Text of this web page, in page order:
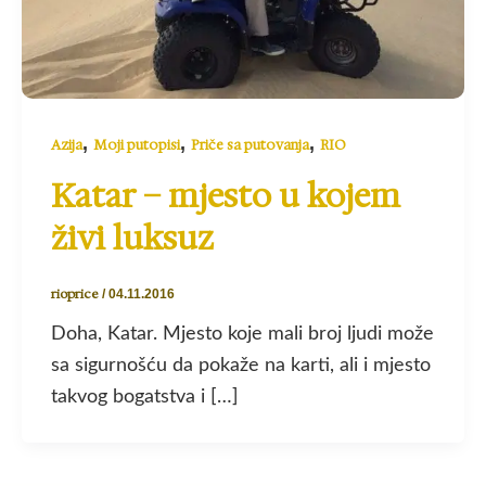
Azija, Moji putopisi, Priče sa putovanja, RIO
Katar – mjesto u kojem
živi luksuz
rioprice /04.11.2016
Doha, Katar. Mjesto koje mali broj ljudi može
sa sigurnošću da pokaže na karti, ali i mjesto
takvog bogatstva i […]